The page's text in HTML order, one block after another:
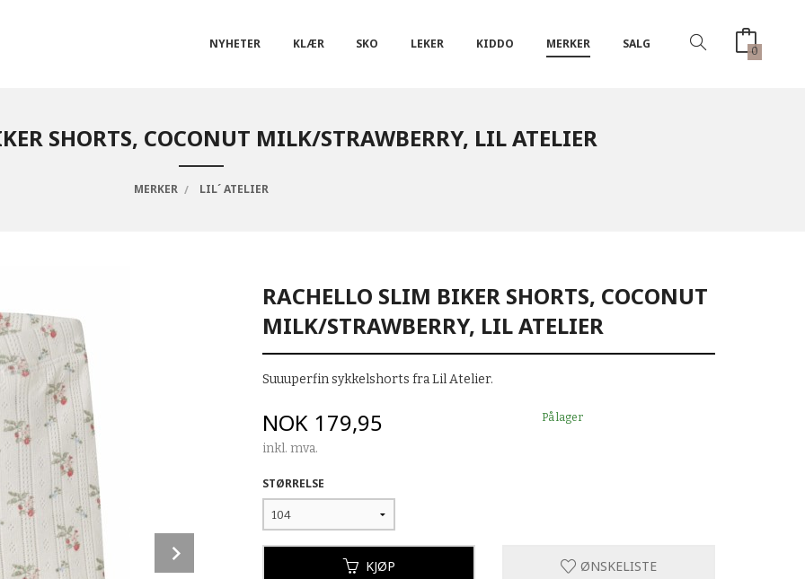
NYHETER KLÆR SKO LEKER KIDDO MERKER SALG 0
SHORTS, COCONUT MILK/STRAWBERRY, LIL ATELIER
MERKER LIL´ ATELIER
RACHELLO SLIM BIKER SHORTS, COCONUT
MILK/STRAWBERRY, LIL ATELIER
Suuuperfin sykkelshorts fra Lil Atelier.
Pris
NOK 179,95
inkl. mva.
På lager
STØRRELSE
KJØP ØNSKELISTE